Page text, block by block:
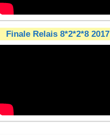
Finale Relais 8*2*2*8 2017